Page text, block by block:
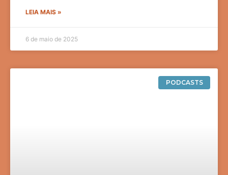
LEIA MAIS »
6 de maio de 2025
PODCASTS